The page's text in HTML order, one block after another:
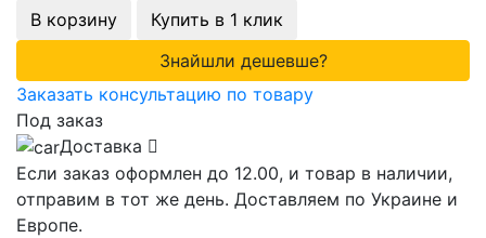
В корзину
Купить в 1 клик
Знайшли дешевше?
Заказать консультацию по товару
Под заказ
Доставка
Если заказ оформлен до 12.00, и товар в наличии,
отправим в тот же день. Доставляем по Украине и
Европе.